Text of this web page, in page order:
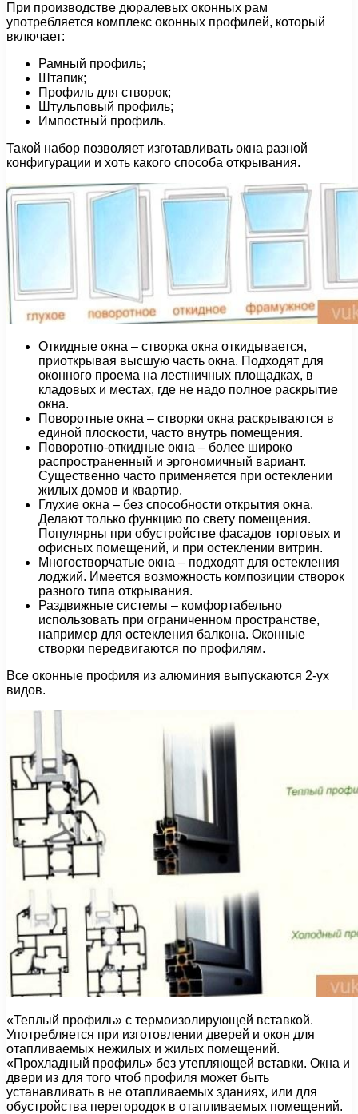
При производстве дюралевых оконных рам
употребляется комплекс оконных профилей, который
включает:
Рамный профиль;
Штапик;
Профиль для створок;
Штульповый профиль;
Импостный профиль.
Такой набор позволяет изготавливать окна разной
конфигурации и хоть какого способа открывания.
Откидные окна – створка окна откидывается,
приоткрывая высшую часть окна. Подходят для
оконного проема на лестничных площадках, в
кладовых и местах, где не надо полное раскрытие
окна.
Поворотные окна – створки окна раскрываются в
единой плоскости, часто внутрь помещения.
Поворотно-откидные окна – более широко
распространенный и эргономичный вариант.
Существенно часто применяется при остеклении
жилых домов и квартир.
Глухие окна – без способности открытия окна.
Делают только функцию по свету помещения.
Популярны при обустройстве фасадов торговых и
офисных помещений, и при остеклении витрин.
Многостворчатые окна – подходят для остекления
лоджий. Имеется возможность композиции створок
разного типа открывания.
Раздвижные системы – комфортабельно
использовать при ограниченном пространстве,
например для остекления балкона. Оконные
створки передвигаются по профилям.
Все оконные профиля из алюминия выпускаются 2-ух
видов.
«Теплый профиль» с термоизолирующей вставкой.
Употребляется при изготовлении дверей и окон для
отапливаемых нежилых и жилых помещений.
«Прохладный профиль» без утепляющей вставки. Окна и
двери из для того чтоб профиля может быть
устанавливать в не отапливаемых зданиях, или для
обустройства перегородок в отапливаемых помещений.